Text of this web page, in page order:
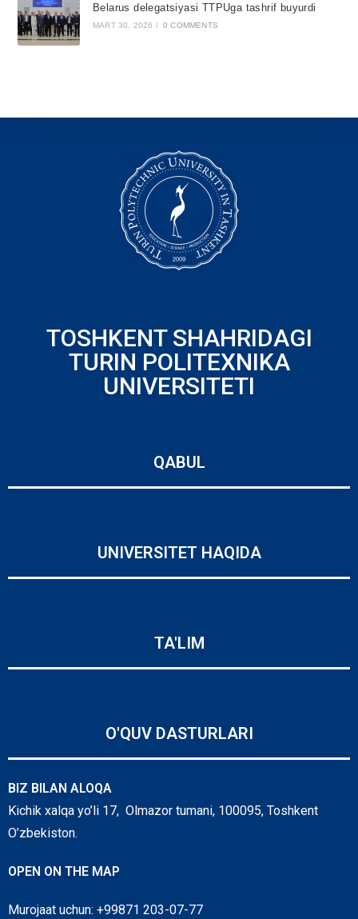
Belarus delegatsiyasi TTPUga tashrif buyurdi
MART 30, 2026 / 0 COMMENTS
TOSHKENT SHAHRIDAGI
TURIN POLITEXNIKA
UNIVERSITETI
QABUL
UNIVERSITET HAQIDA
TA'LIM
O'QUV DASTURLARI
BIZ BILAN ALOQA
Kichik xalqa yo’li 17, Olmazor tumani, 100095, Toshkent
O’zbekiston.
OPEN ON THE MAP
Murojaat uchun: +99871 203-07-77